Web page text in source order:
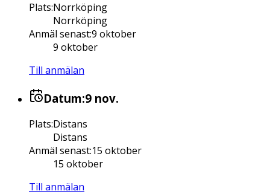
Plats:Norrköping
Norrköping
Anmäl senast:9 oktober
9 oktober
Till anmälan
Datum:9 nov.
Plats:Distans
Distans
Anmäl senast:15 oktober
15 oktober
Till anmälan